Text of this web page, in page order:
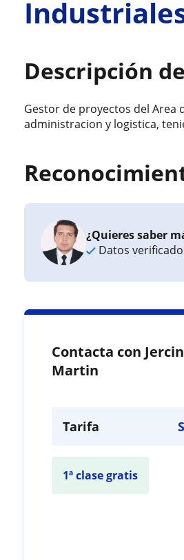
Descripción
Gestor de proyectos del
administracion y logistica,
¿Quieres saber
Datos
Contacta con
Martin
Tarifa
1ª clase gratis